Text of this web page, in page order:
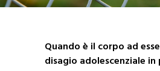
Quando è il corpo ad
disagio adolescenziale in